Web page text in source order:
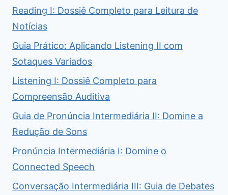
Reading I: Dossiê Completo para Leitura de
Notícias
Guia Prático: Aplicando Listening II com
Sotaques Variados
Listening I: Dossiê Completo para
Compreensão Auditiva
Guia de Pronúncia Intermediária II: Domine a
Redução de Sons
Pronúncia Intermediária I: Domine o
Connected Speech
Conversação Intermediária III: Guia de Debates